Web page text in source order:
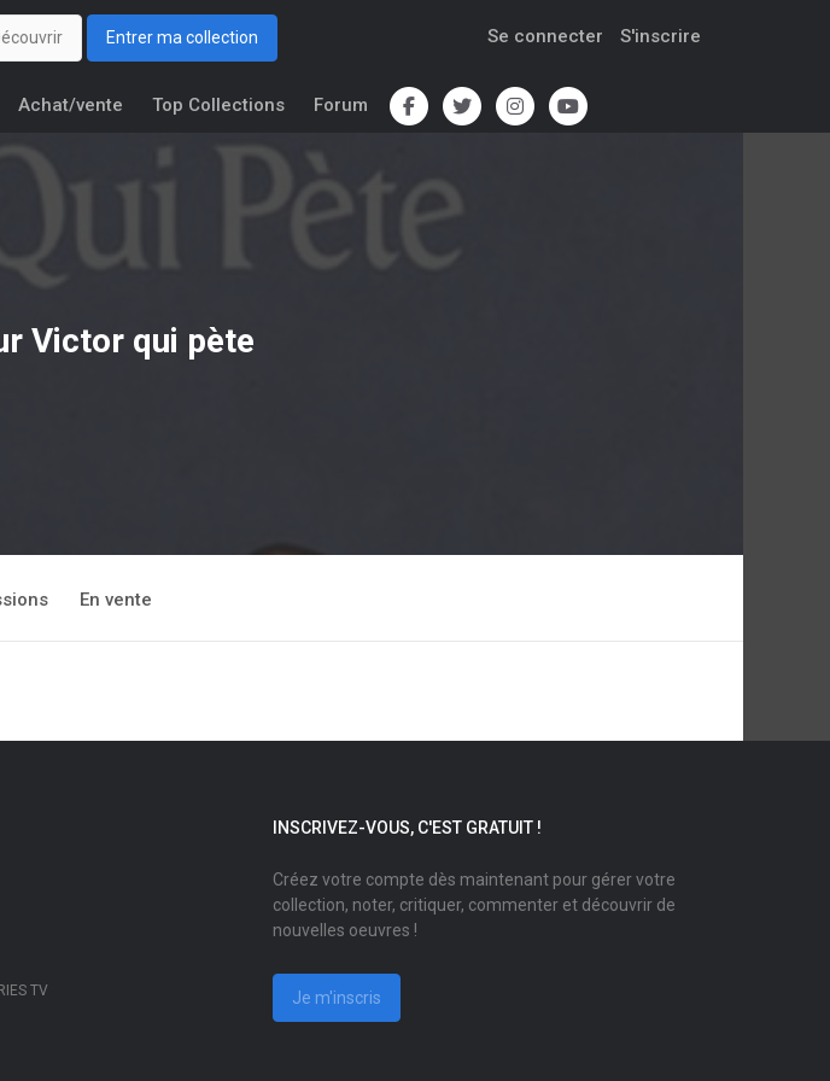
Entrer ma collection Se connecter S'inscrire
Achat/vente Top Collections Forum
Victor qui pète
En vente
TV
INSCRIVEZ-VOUS, C'EST GRATUIT !
Créez votre compte dès maintenant pour gérer votre
collection, noter, critiquer, commenter et découvrir de
nouvelles oeuvres !
Je m'inscris